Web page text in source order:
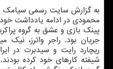
به گزارش سایت رسمی سیامک
محمودی در ادامه یادداشت
پینک بازی و عشق به گروه
جریان بود. راجر واترز، نیک
ریچارد رایت و سیدبرت در
شیفته کارهای خود کرده